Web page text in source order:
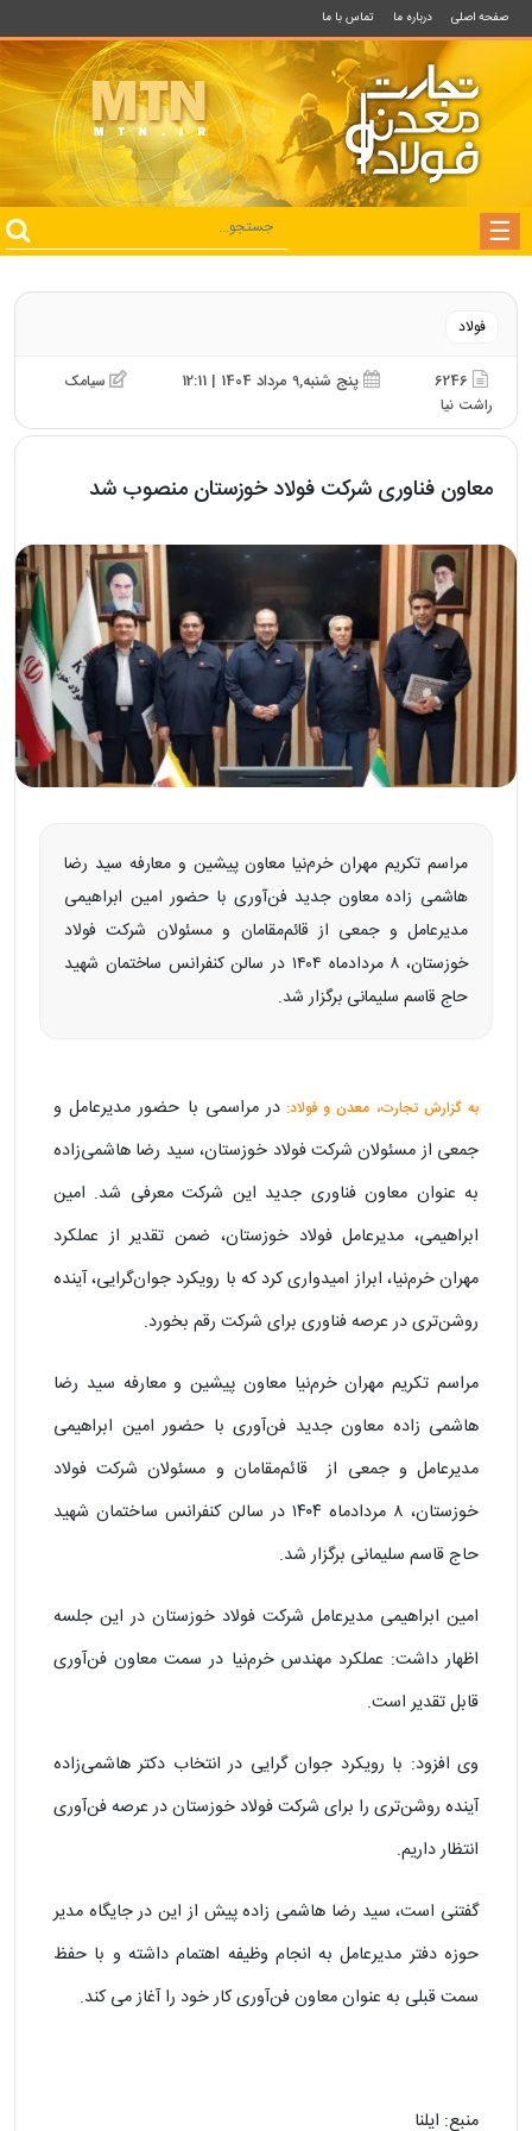
صفحه اصلی درباره ما تماس با ما
فولاد
6246 پنج شنبه,9 مرداد 1404 | 12:11
سیامک
راشت نیا
معاون فناوری شرکت فولاد خوزستان منصوب شد
مراسم تکریم مهران خرم‌نیا معاون پیشین و معارفه سید رضا
هاشمی زاده معاون جدید فن‌آوری با حضور امین ابراهیمی
مدیرعامل و جمعی از قائم‌مقامان و مسئولان شرکت فولاد
خوزستان، ۸ مردادماه ۱۴۰۴ در سالن کنفرانس ساختمان شهید
حاج قاسم سلیمانی برگزار شد.
به گزارش تجارت، معدن و فولاد:در مراسمی با حضور مدیرعامل و
جمعی از مسئولان شرکت فولاد خوزستان، سید رضا هاشمی‌زاده
به عنوان معاون فناوری جدید این شرکت معرفی شد. امین
ابراهیمی، مدیرعامل فولاد خوزستان، ضمن تقدیر از عملکرد
مهران خرم‌نیا، ابراز امیدواری کرد که با رویکرد جوان‌گرایی، آینده
روشن‌تری در عرصه فناوری برای شرکت رقم بخورد.
مراسم تکریم مهران خرم‌نیا معاون پیشین و معارفه سید رضا
هاشمی زاده معاون جدید فن‌آوری با حضور امین ابراهیمی
مدیرعامل و جمعی از قائم‌مقامان و مسئولان شرکت فولاد
خوزستان، ۸ مردادماه ۱۴۰۴ در سالن کنفرانس ساختمان شهید
حاج قاسم سلیمانی برگزار شد.
امین ابراهیمی مدیرعامل شرکت فولاد خوزستان در این جلسه
اظهار داشت: عملکرد مهندس خرم‌نیا در سمت معاون فن‌آوری
قابل تقدیر است.
وی افزود: با رویکرد جوان گرایی در انتخاب دکتر هاشمی‌زاده
آینده روشن‌‌تری را برای شرکت فولاد خوزستان در عرصه فن‌آوری
انتظار داریم.
گفتنی‌ است، سید رضا هاشمی زاده پیش از این در جایگاه مدیر
حوزه دفتر مدیرعامل به انجام وظیفه اهتمام داشته و با حفظ
سمت قبلی به عنوان معاون فن‌آوری کار خود را آغاز می ‌کند.
منبع: ایلنا